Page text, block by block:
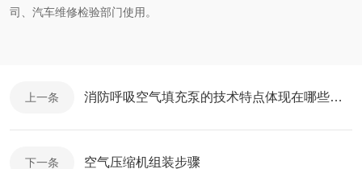
司、汽车维修检验部门使用。
上一条 消防呼吸空气填充泵的技术特点体现在哪些方面？
下一条 空气压缩机组装步骤